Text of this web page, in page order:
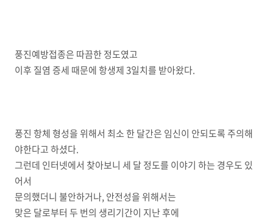
풍진예방접종은 따끔한 정도였고
이후 질염 증세 때문에 항생제 3일치를 받아왔다.
풍진 항체 형성을 위해서 최소 한 달간은 임신이 안되도록 주의해
야한다고 하셨다.
그런데 인터넷에서 찾아보니 세 달 정도를 이야기 하는 경우도 있
어서
문의했더니 불안하거나, 안전성을 위해서는
맞은 달로부터 두 번의 생리기간이 지난 후에